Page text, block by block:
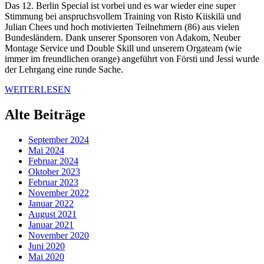
Das 12. Berlin Special ist vorbei und es war wieder eine super
Stimmung bei anspruchsvollem Training von Risto Kiiskilä und
Julian Chees und hoch motivierten Teilnehmern (86) aus vielen
Bundesländern. Dank unserer Sponsoren von Adakom, Neuber
Montage Service und Double Skill und unserem Orgateam (wie
immer im freundlichen orange) angeführt von Försti und Jessi wurde
der Lehrgang eine runde Sache.
WEITERLESEN
Alte Beiträge
September 2024
Mai 2024
Februar 2024
Oktober 2023
Februar 2023
November 2022
Januar 2022
August 2021
Januar 2021
November 2020
Juni 2020
Mai 2020